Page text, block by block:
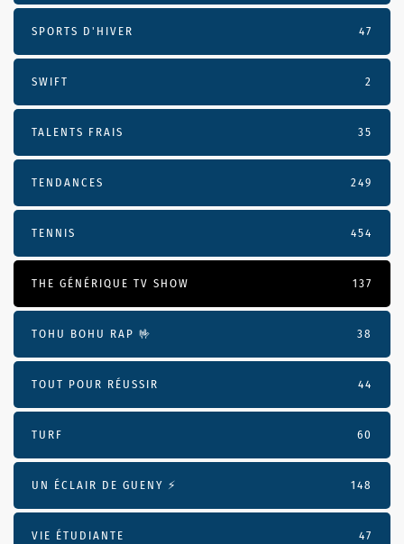
SPORTS D'HIVER 47
SWIFT 2
TALENTS FRAIS 35
TENDANCES 249
TENNIS 454
THE GÉNÉRIQUE TV SHOW 137
TOHU BOHU RAP 🤟 38
TOUT POUR RÉUSSIR 44
TURF 60
UN ÉCLAIR DE GUENY ⚡️ 148
VIE ÉTUDIANTE 47